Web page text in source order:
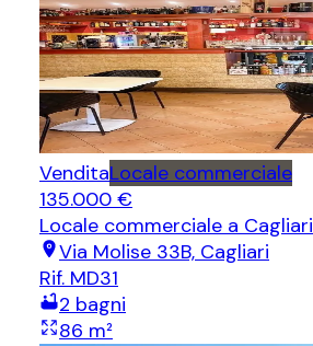
VenditaLocale commerciale
135.000 €
Locale commerciale a Cagliari
Via Molise 33B, Cagliari
Rif. MD31
2 bagni
86 m²